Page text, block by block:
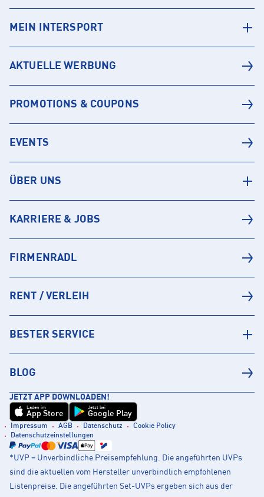
MEIN INTERSPORT
AKTUELLE WERBUNG
PROMOTIONS & COUPONS
EVENTS
ÜBER UNS
KARRIERE & JOBS
FIRMENRADL
RENT / VERLEIH
BESTER SERVICE
BLOG
JETZT APP DOWNLOADEN!
Laden im
App Store
Jetzt bei
Google Play
Impressum AGB Datenschutz
Cookie Policy
Datenschutzeinstellungen
*UVP = Unverbindliche Preisempfehlung. Die angeführten UVPs
sind die aktuellen vom Hersteller unverbindlich empfohlenen
Listenpreise. Die angeführten Set-UVPs ergeben sich aus der